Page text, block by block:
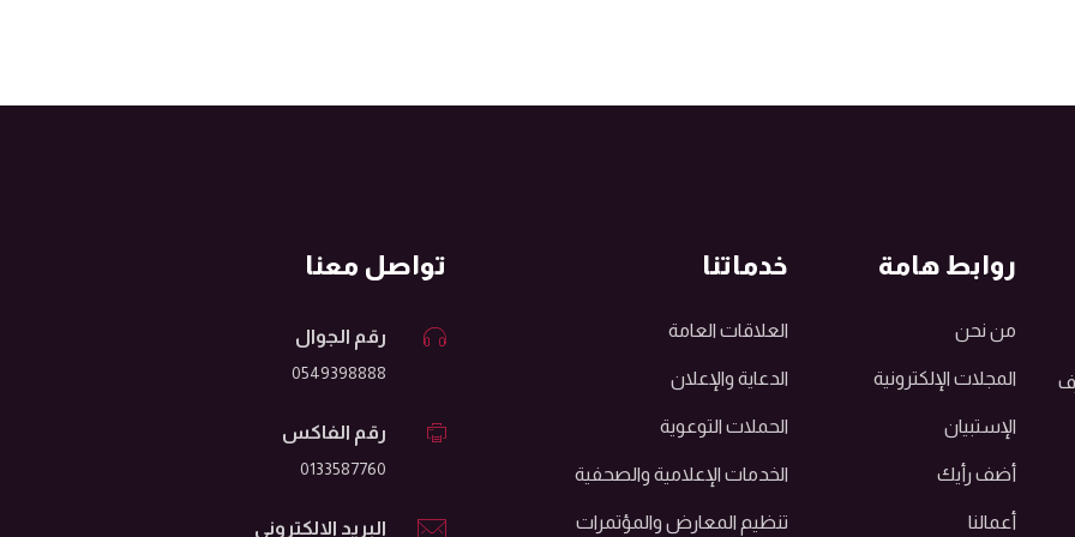
روابط هامة
من نحن
المجلات الإلكترونية
الإستبيان
أضف رأيك
أعمالنا
خدماتنا
العلاقات العامة
الدعاية والإعلان
الحملات التوعوية
الخدمات الإعلامية والصحفية
تنظيم المعارض والمؤتمرات
تواصل معنا
رقم الجوال
0549398888
رقم الفاكس
0133587760
البريد الالكتروني